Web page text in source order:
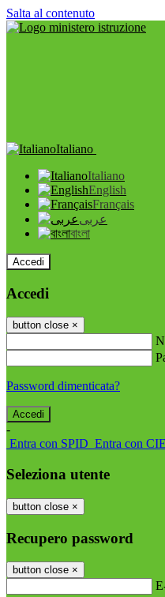
Salta al contenuto
Italiano
Italiano
English
Français
عربى
বাংলা
Accedi
Accedi
button close ×
Password dimenticata?
-
Entra con SPID Entra con CIE
Seleziona utente
button close ×
Recupero password
button close ×